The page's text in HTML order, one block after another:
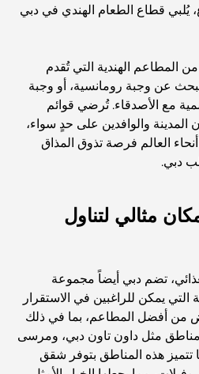
تُعرّف مفهوم الخياطة الفاخرة
بيعت على الإطلاق
دليل للآباء
دبي: دليل شامل لعشاق القهوة
تم تصنيعها على الإطلاق
يُلبي قطاع الطعام الهندي في دبي
المطاعم الهندية التي تُقدم
عن وجبة رومانسية، أو وجبة
مع الأصدقاء. تُرضي قوائم
المدينة والوافدين على حدٍ سواء،
العالم فرصة تذوق المذاق
دبي.
مثالي لتناول
تضم دبي أيضاً مجموعة
يمكن للراغبين في الاستقرار
من أفضل المطاعم، بما في ذلك
مناطق مثل داون تاون دبي، ومرسى
تتميز هذه المناطق بتوفر شقق